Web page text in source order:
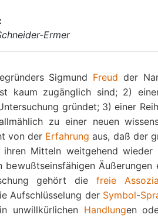
Ermer
Sigmund Freud der
kaum zugänglich sind; 2)
gründet; 3) einer
zu einer neuen
von der Erfahrung aus, daß der
Mitteln weitgehend
Äußerungen
gehört die freie
Aufschlüsselung der Symbol-
unwillkürlichen Handlungen